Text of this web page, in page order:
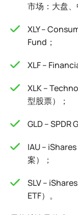
市场：大盘、
XLY –
Fund；
XLF –
XLK –
型股票）；
GLD – SPDR
IAU –
案）；
SLV –
ETF）。